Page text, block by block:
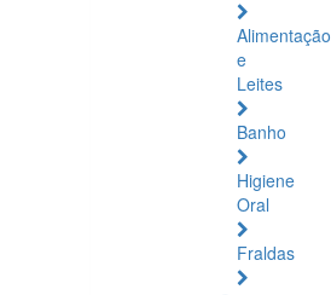
Alimentação
e
Leites
Banho
Higiene
Oral
Fraldas